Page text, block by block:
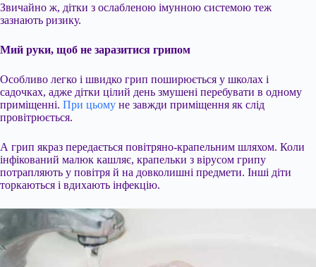
Звичайно ж, дітки з ослабленою імунною системою теж
зазнають ризику.
Мий руки, щоб не заразитися грипом
Особливо легко і швидко грип поширюється у школах і
садочках, адже дітки цілий день змушені перебувати в одному
приміщенні. При цьому не завжди приміщення як слід
провітрюється.
А грип якраз передається повітряно-крапельним шляхом. Коли
інфікований малюк кашляє, крапельки з вірусом грипу
потрапляють у повітря й на довколишні предмети. Інші діти
торкаються і вдихають інфекцію.